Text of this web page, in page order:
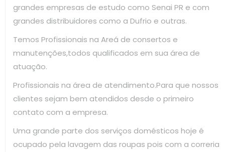
grandes empresas de estudo como Senai PR e com
grandes distribuidores como a Dufrio e outras.
Temos Profissionais na Areá de consertos e
manutenções,todos qualificados em sua área de
atuação.
Profissionais na área de atendimento.Para que nossos
clientes sejam bem atendidos desde o primeiro
contato com a empresa.
Uma grande parte dos serviços domésticos hoje é
ocupado pela lavagem das roupas pois com a correria